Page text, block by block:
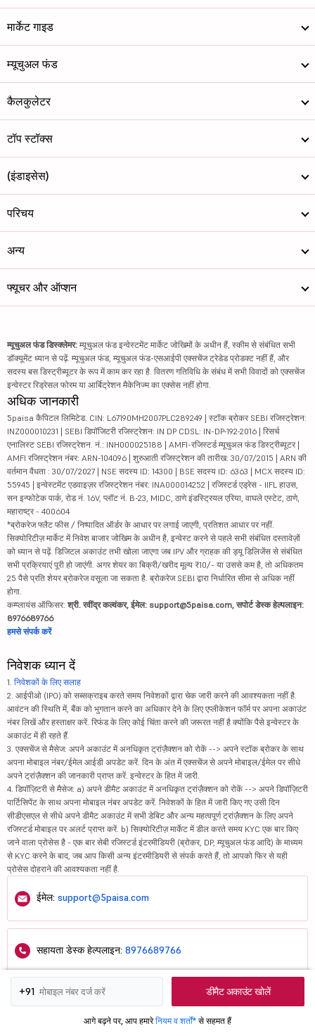
+91 डीमैट अकाउंट खोलें
आगे बढ़ने पर, आप हमारेनियम व शर्तों* से सहमत हैं
मार्केट गाइड
म्यूचुअल फंड
कैलकुलेटर
टॉप स्टॉक्स
(इंडाइसेस)
परिचय
अन्य
फ्यूचर और ऑप्शन
म्यूचुअल फंड डिस्क्लेमर: म्यूचुअल फंड इन्वेस्टमेंट मार्केट जोखिमों के अधीन हैं, स्कीम से संबंधित सभी
डॉक्यूमेंट ध्यान से पढ़ें. म्यूचुअल फंड, म्यूचुअल फंड-एसआईपी एक्सचेंज ट्रेडेड प्रोडक्ट नहीं हैं, और
सदस्य बस डिस्ट्रीब्यूटर के रूप में काम कर रहा है. वितरण गतिविधि के संबंध में सभी विवादों को एक्सचेंज
इन्वेस्टर रिड्रेसल फोरम या आर्बिट्रेशन मैकेनिज्म का एक्सेस नहीं होगा.
अधिक जानकारी
5paisa कैपिटल लिमिटेड. CIN: L67190MH2007PLC289249 | स्टॉक ब्रोकर SEBI रजिस्ट्रेशन:
INZ000010231 | SEBI डिपॉजिटरी रजिस्ट्रेशन: IN DP CDSL: IN-DP-192-2016 | रिसर्च
एनालिस्ट SEBI रजिस्ट्रेशन. नं.: INH000025188 | AMFI-रजिस्टर्ड म्यूचुअल फंड डिस्ट्रीब्यूटर |
AMFI रजिस्ट्रेशन नंबर: ARN-104096 | शुरुआती रजिस्ट्रेशन की तारीख: 30/07/2015 | ARN की
वर्तमान वैधता : 30/07/2027 | NSE सदस्य ID: 14300 | BSE सदस्य ID: 6363 | MCX सदस्य ID:
55945 | इन्वेस्टमेंट एडवाइज़र रजिस्ट्रेशन नंबर: INA000014252 | रजिस्टर्ड एड्रेस - IIFL हाउस,
सन इन्फोटेक पार्क, रोड नं. 16V, प्लॉट नं. B-23, MIDC, ठाणे इंडस्ट्रियल एरिया, वाघले एस्टेट, ठाणे,
महाराष्ट्र - 400604
*ब्रोकरेज फ्लैट फीस / निष्पादित ऑर्डर के आधार पर लगाई जाएगी, प्रतिशत आधार पर नहीं.
सिक्योरिटीज़ मार्केट में निवेश बाजार जोखिम के अधीन है, इन्वेस्ट करने से पहले सभी संबंधित दस्तावेज़ों
को ध्यान से पढ़ें. डिजिटल अकाउंट तभी खोला जाएगा जब IPV और ग्राहक की ड्यू डिलिजेंस से संबंधित
सभी प्रक्रियाएं पूरी हो जाएंगी. अगर शेयर का बिक्री/खरीद मूल्य ₹10/- या उससे कम है, तो अधिकतम
25 पैसे प्रति शेयर ब्रोकरेज वसूला जा सकता है. ब्रोकरेज SEBI द्वारा निर्धारित सीमा से अधिक नहीं
होगा.
कम्प्लायंस ऑफिसर: श्री. रवींद्र कल्वंकर, ईमेल: support@5paisa.com, सपोर्ट डेस्क हेल्पलाइन:
8976689766
हमसे संपर्क करें
निवेशक ध्यान दें
1. निवेशकों के लिए सलाह
2. आईपीओ (IPO) को सब्सक्राइब करते समय निवेशकों द्वारा चेक जारी करने की आवश्यकता नहीं है.
आवंटन की स्थिति में, बैंक को भुगतान करने का अधिकार देने के लिए एप्लीकेशन फॉर्म पर अपना अकाउंट
नंबर लिखें और हस्ताक्षर करें. रिफंड के लिए कोई चिंता करने की जरूरत नहीं है क्योंकि पैसे इन्वेस्टर के
अकाउंट में ही रहते हैं.
3. एक्सचेंज से मैसेज: अपने अकाउंट में अनधिकृत ट्रांज़ैक्शन को रोकें --> अपने स्टॉक ब्रोकर के साथ
अपना मोबाइल नंबर/ईमेल आईडी अपडेट करें. दिन के अंत में एक्सचेंज से अपने मोबाइल/ईमेल पर सीधे
अपने ट्रांज़ैक्शन की जानकारी प्राप्त करें. इन्वेस्टर के हित में जारी.
4. डिपॉज़िटरी से मैसेज: a) अपने डीमैट अकाउंट में अनधिकृत ट्रांज़ैक्शन को रोकें --> अपने डिपॉज़िटरी
पार्टिसिपेंट के साथ अपना मोबाइल नंबर अपडेट करें. निवेशकों के हित में जारी किए गए उसी दिन
सीडीएसएल से सीधे अपने डीमैट अकाउंट में सभी डेबिट और अन्य महत्वपूर्ण ट्रांज़ैक्शन के लिए अपने
रजिस्टर्ड मोबाइल पर अलर्ट प्राप्त करें. b) सिक्योरिटीज़ मार्केट में डील करते समय KYC एक बार किए
जाने वाला प्रोसेस है - एक बार सेबी रजिस्टर्ड इंटरमीडियरी (ब्रोकर, DP, म्यूचुअल फंड आदि) के माध्यम
से KYC करने के बाद, जब आप किसी अन्य इंटरमीडियरी से संपर्क करते हैं, तो आपको फिर से यही
प्रोसेस दोहराने की आवश्यकता नहीं है.
ईमेल: support@5paisa.com
सहायता डेस्क हेल्पलाइन: 8976689766
हमें यहां फॉलो करें